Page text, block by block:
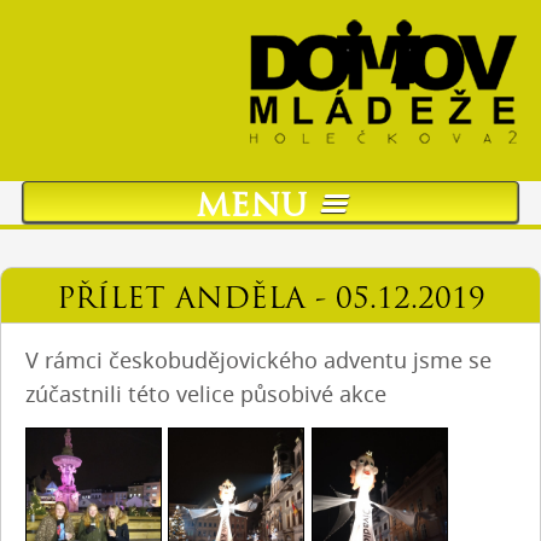
menu
O nás
Charakteristika zařízení
Aktuality
Kontakty
Přijímací řízení pro školní rok 2026/2027
Kontakty
Stravování
Kontakty
Hotelové ubytování
Projekty
PŘÍLET ANDĚLA - 05.12.2019
V rámci českobudějovického adventu jsme se
zúčastnili této velice působivé akce